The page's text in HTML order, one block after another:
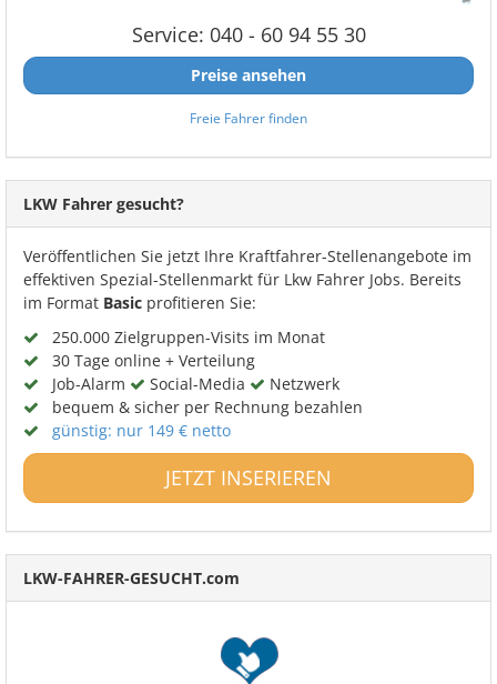
Service: 040 - 60 94 55 30
Preise ansehen
Freie Fahrer finden
LKW Fahrer gesucht?
Veröffentlichen Sie jetzt Ihre Kraftfahrer-Stellenangebote im
effektiven Spezial-Stellenmarkt für Lkw Fahrer Jobs. Bereits
im Format Basic profitieren Sie:
250.000 Zielgruppen-Visits im Monat
30 Tage online + Verteilung
Job-Alarm
Social-Media
Netzwerk
bequem & sicher per Rechnung bezahlen
günstig: nur 149 € netto
JETZT INSERIEREN
LKW-FAHRER-GESUCHT.com